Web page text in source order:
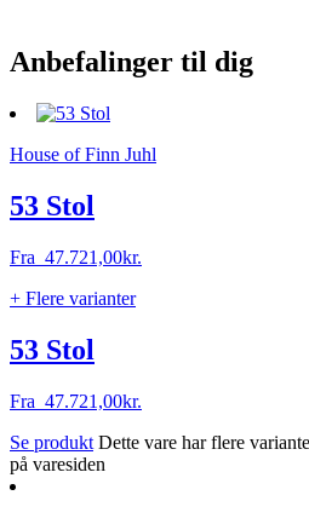
Anbefalinger til dig
House of Finn Juhl
53 Stol
Fra 47.721,00kr.
+ Flere varianter
53 Stol
Fra 47.721,00kr.
Se produkt Dette vare har flere
på varesiden